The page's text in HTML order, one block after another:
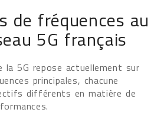
de fréquences au
5G français
la 5G repose actuellement sur
principales, chacune
différents en matière de